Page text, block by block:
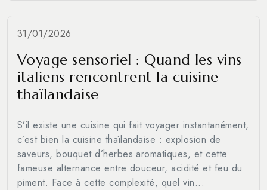
31/01/2026
Voyage sensoriel : Quand les vins
italiens rencontrent la cuisine
thaïlandaise
S’il existe une cuisine qui fait voyager instantanément,
c’est bien la cuisine thaïlandaise : explosion de
saveurs, bouquet d’herbes aromatiques, et cette
fameuse alternance entre douceur, acidité et feu du
piment. Face à cette complexité, quel vin...